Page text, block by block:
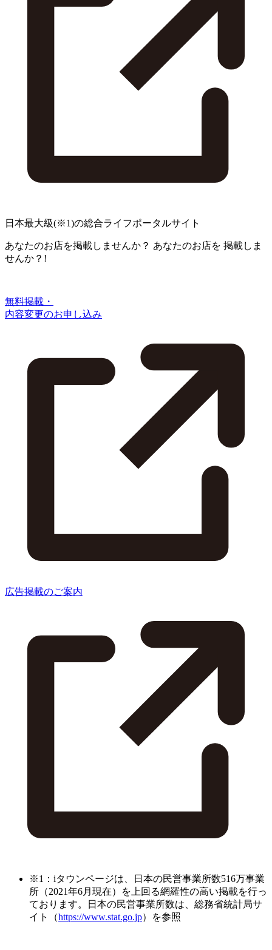
日本最大級(※1)の総合ライフポータルサイト
あなたのお店を掲載しませんか？ あなたのお店を 掲載しま
せんか？!
無料掲載・
内容変更のお申し込み
広告掲載のご案内
※1：iタウンページは、日本の民営事業所数516万事業
所（2021年6月現在）を上回る網羅性の高い掲載を行っ
ております。日本の民営事業所数は、総務省統計局サ
イト（https://www.stat.go.jp）を参照